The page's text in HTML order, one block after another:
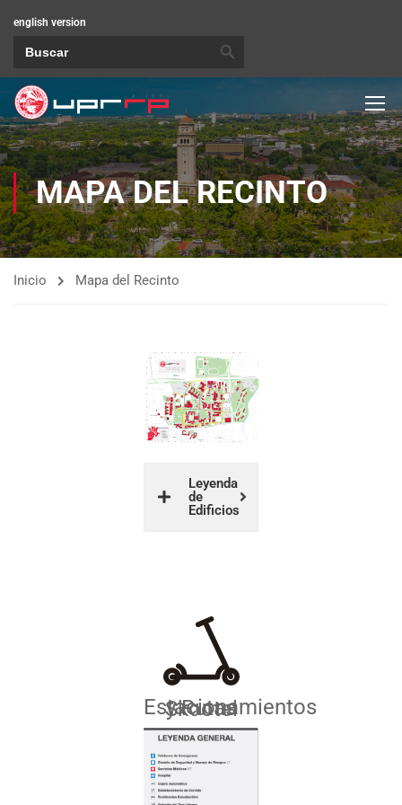
english version
MAPA DEL RECINTO
Inicio Mapa del Recinto
Leyenda
de
Edificios
Estacionamientos y Rutas Skootel